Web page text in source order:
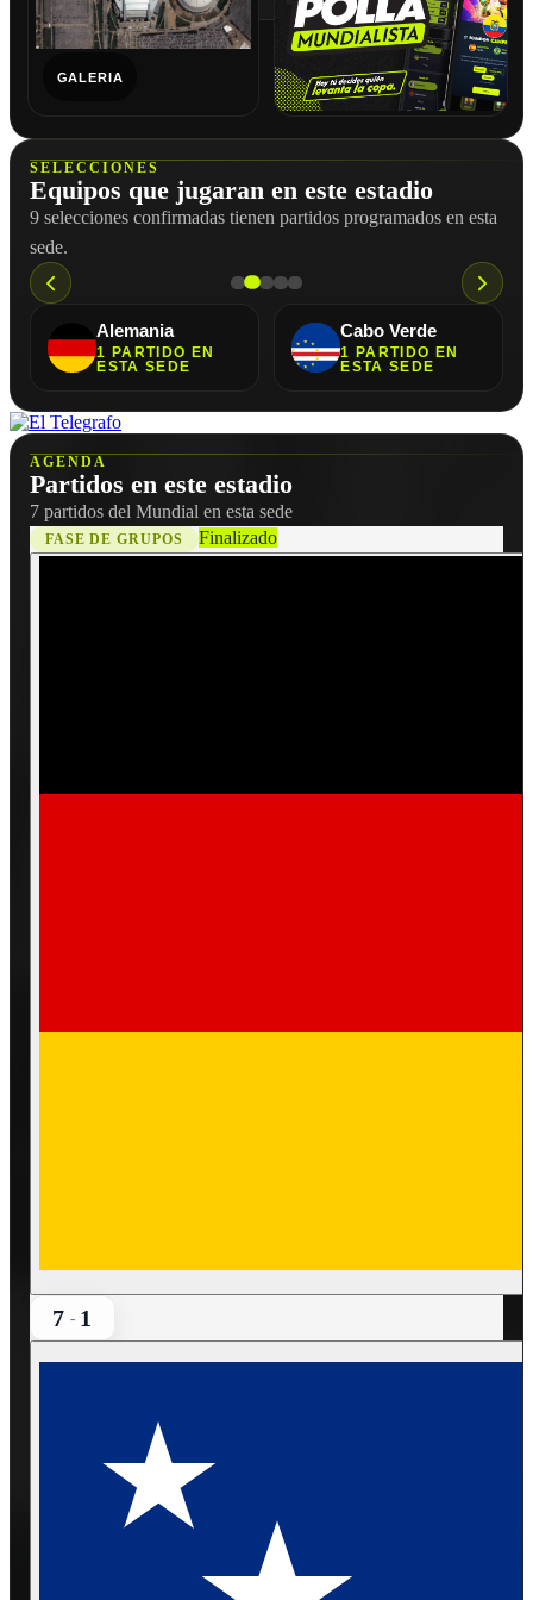
GALERIA
SELECCIONES
Equipos que jugaran en este estadio
9 selecciones confirmadas tienen partidos programados en esta
sede.
Curazao
1 PARTIDO
EN
ESTA SEDE
Países Bajos
1 PARTIDO
EN
ESTA SEDE
AGENDA
Partidos en este estadio
7 partidos del Mundial en esta sede
FASE DE GRUPOS Finalizado
7 - 1